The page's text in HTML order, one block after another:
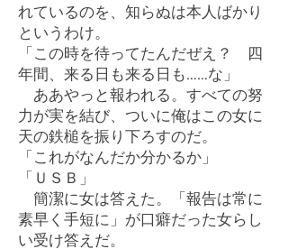
れているのを、知らぬは本人ばかり
というわけ。
「この時を待ってたんだぜえ？ 四
年間、来る日も来る日も……な」
ああやっと報われる。すべての努
力が実を結び、ついに俺はこの女に
天の鉄槌を振り下ろすのだ。
「これがなんだか分かるか」
「ＵＳＢ」
簡潔に女は答えた。「報告は常に
素早く手短に」が口癖だった女らし
い受け答えだ。